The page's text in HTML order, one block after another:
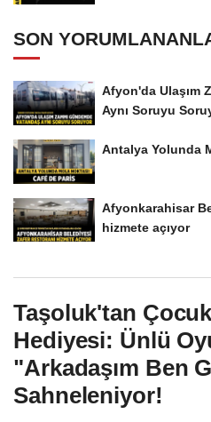
SON
Afyon'da Ulaşım
Aynı Soruyu
Antalya Yolunda
Afyonkarahisar
hizmete açıyor
Taşoluk'tan
Hediyesi: Ünlü
"Arkadaşım Ben
Sahneleniyor!